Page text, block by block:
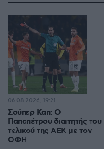
Σούπερ Καπ: Ο
Παπαπέτρου διαιτητής του
τελικού της ΑΕΚ με τον
ΟΦΗ
06.08.2026, 19:21